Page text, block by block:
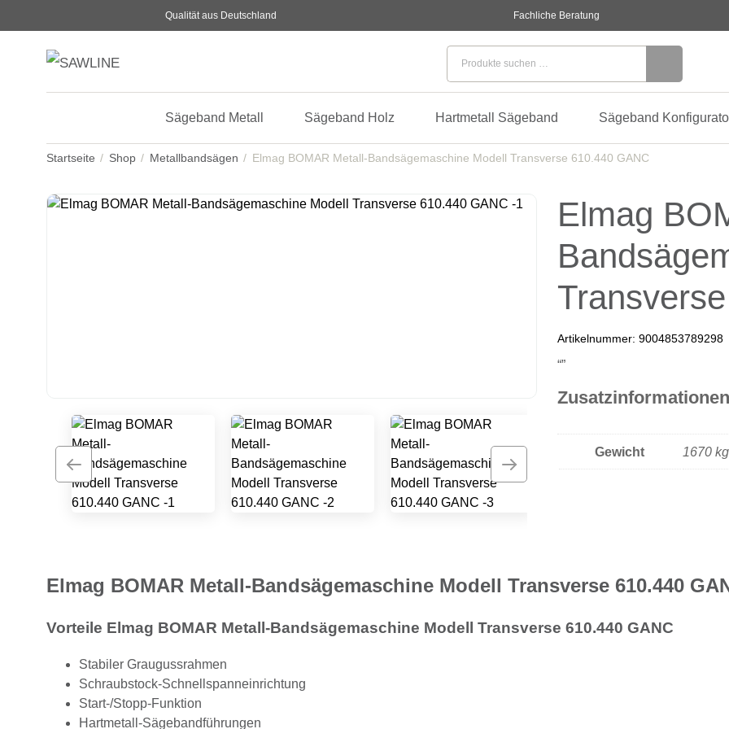
Qualität aus Deutschland Fachliche Beratung
Sägeband Metall Sägeband Holz Hartmetall Sägeband Sägeband
Startseite Shop Metallbandsägen Elmag BOMAR Metall-Bandsägemaschine Modell Transverse 610.440 GANC
Elmag
Artikelnummer: 9004853789298
“”
Zusatzinformationen
Gewicht 1670 kg
Elmag BOMAR Metall-Bandsägemaschine Modell Transverse 610.440
Vorteile Elmag BOMAR Metall-Bandsägemaschine Modell Transverse 610.440 GANC
Stabiler Graugussrahmen
Schraubstock-Schnellspanneinrichtung
Start-/Stopp-Funktion
Hartmetall-Sägebandführungen